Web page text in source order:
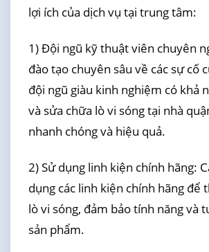
lợi ích của dịch vụ tại trung tâm:
1) Đội ngũ kỹ thuật viên chuyên
đào tạo chuyên sâu về các sự cố
đội ngũ giàu kinh nghiệm có khả
và sửa chữa lò vi sóng tại nhà
nhanh chóng và hiệu quả.
2) Sử dụng linh kiện chính hãng:
dụng các linh kiện chính hãng để
lò vi sóng, đảm bảo tính năng và
sản phẩm.